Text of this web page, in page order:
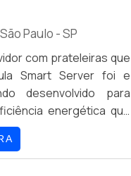
Paulo - SP
com prateleiras que
Smart Server foi e
desenvolvido para
energética que
junto à alta
de tecnologias da
últimos estes que